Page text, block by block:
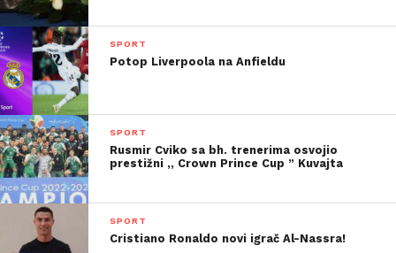
SPORT
Potop Liverpoola na Anfieldu
SPORT
Rusmir Cviko sa bh. trenerima osvojio
prestižni ,, Crown Prince Cup ” Kuvajta
SPORT
Cristiano Ronaldo novi igrač Al-Nassra!